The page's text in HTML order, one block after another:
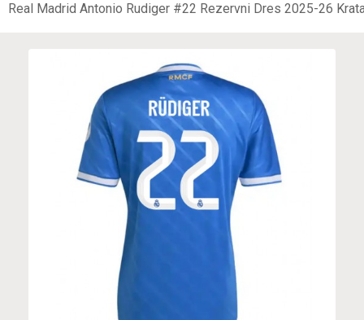
Real Madrid Antonio Rudiger #22 Rezervni Dres 2025-26